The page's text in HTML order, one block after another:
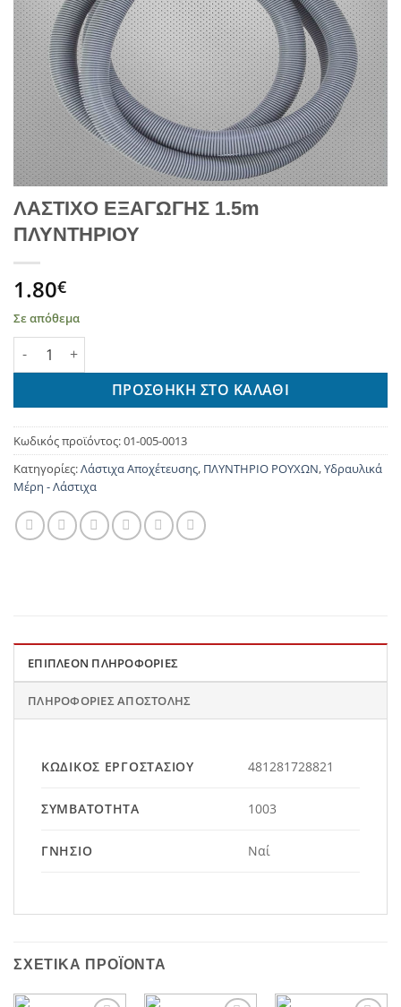
ΛΑΣΤΙΧΟ ΕΞΑΓΩΓΗΣ 1.5m
ΠΛΥΝΤΗΡΙΟΥ
1.80€
Σε απόθεμα
ΛΑΣΤΙΧΟ ΕΞΑΓΩΓΗΣ 1.5m ΠΛΥΝΤΗΡΙΟΥ ποσότητα
ΠΡΟΣΘΉΚΗ ΣΤΟ ΚΑΛΆΘΙ
Κωδικός προϊόντος:01-005-0013
Κατηγορίες:Λάστιχα Αποχέτευσης, ΠΛΥΝΤΗΡΙΟ ΡΟΥΧΩΝ,Υδραυλικά
Μέρη - Λάστιχα
ΕΠΙΠΛΈΟΝ ΠΛΗΡΟΦΟΡΊΕΣ
ΠΛΗΡΟΦΟΡΊΕΣ ΑΠΟΣΤΟΛΉΣ
ΚΩΔΙΚΌΣ ΕΡΓΟΣΤΑΣΊΟΥ 481281728821
ΣΥΜΒΑΤΌΤΗΤΑ 1003
ΓΝΉΣΙΟ Ναί
ΣΧΕΤΙΚΆ ΠΡΟΪΌΝΤΑ